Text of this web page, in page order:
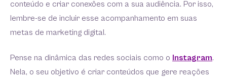
conteúdo e criar conexões com a sua audiência. Por isso,
lembre-se de incluir esse acompanhamento em suas
metas de marketing digital.
Pense na dinâmica das redes sociais como o Instagram.
Nela, o seu objetivo é criar conteúdos que gere reações